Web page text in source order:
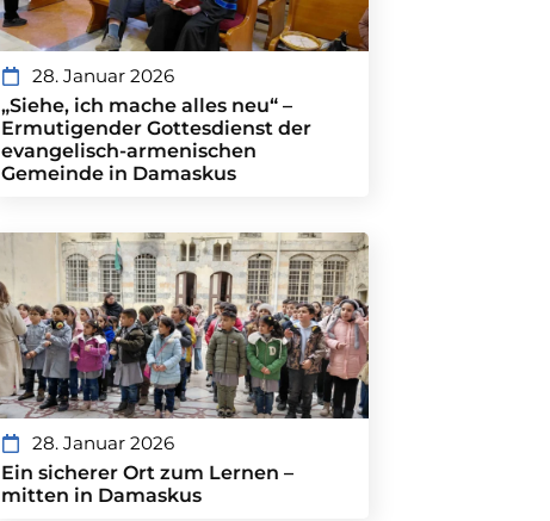
28. Januar 2026
„Siehe, ich mache alles neu“ –
Ermutigender Gottesdienst der
evangelisch-armenischen
Gemeinde in Damaskus
28. Januar 2026
Ein sicherer Ort zum Lernen –
mitten in Damaskus